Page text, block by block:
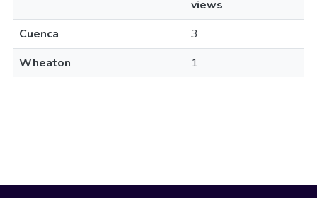
views
Cuenca
3
Wheaton
1